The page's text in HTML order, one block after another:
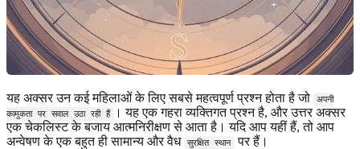
यह अक्सर उन कई महिलाओं के लिए सबसे महत्वपूर्ण प्रश्न होता है जो
अपनी
कामुकता पर सवाल उठा रही हैं
। यह एक गहरा व्यक्तिगत प्रश्न है, और उत्तर अक्सर
एक चेकलिस्ट के बजाय आत्मनिरीक्षण से आता है। यदि आप यहीं हैं, तो आप
अन्वेषण के एक बहुत ही सामान्य और वैध सुरक्षित स्थान पर हैं।